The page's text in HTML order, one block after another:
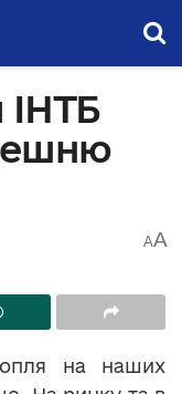
ІНТБ
AA
на наших